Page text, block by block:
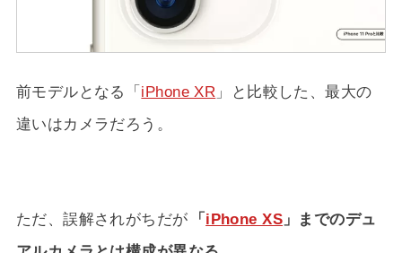
前モデルとなる「 iPhone XR 」と比較した、最大の
違いはカメラだろう。
ただ、誤解されがちだが 「iPhone XS 」までのデュ